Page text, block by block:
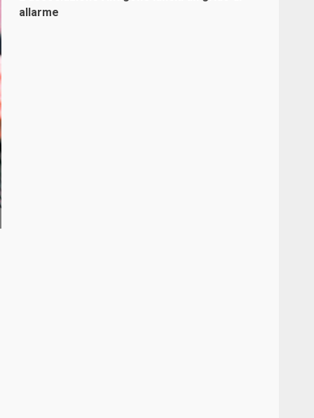
allarme